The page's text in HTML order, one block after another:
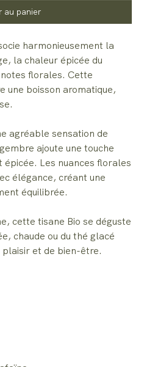
au panier
harmonieusement la
la chaleur épicée du
florales. Cette
une boisson aromatique,
agréable sensation de
ajoute une touche
Les nuances florales
élégance, créant une
équilibrée.
cette tisane Bio se déguste
chaude ou du thé glacé
et de bien-être.